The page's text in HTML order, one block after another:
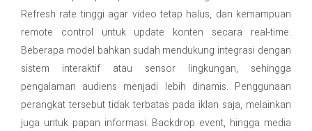
Refresh rate tinggi agar video tetap halus, dan kemampuan
remote control untuk update konten secara real-time.
Beberapa model bahkan sudah mendukung integrasi dengan
sistem interaktif atau sensor lingkungan, sehingga
pengalaman audiens menjadi lebih dinamis. Penggunaan
perangkat tersebut tidak terbatas pada iklan saja, melainkan
juga untuk papan informasi. Backdrop event, hingga media